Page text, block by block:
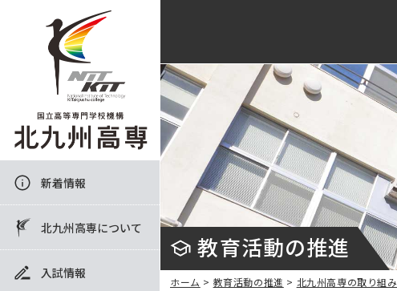
新着情報
北九州高専について
入試情報
教育活動の推進
ホーム > 教育活動の推進 > 北九州高専の取り組み